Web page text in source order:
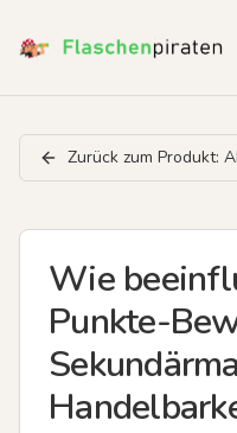
Zurück zum Produkt:
Wie
Punkte-